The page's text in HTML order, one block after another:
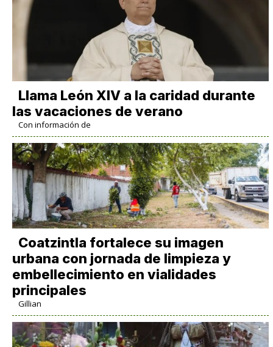
Llama León XIV a la caridad durante
las vacaciones de verano
Con información de
Coatzintla fortalece su imagen
urbana con jornada de limpieza y
embellecimiento en vialidades
principales
Gillian